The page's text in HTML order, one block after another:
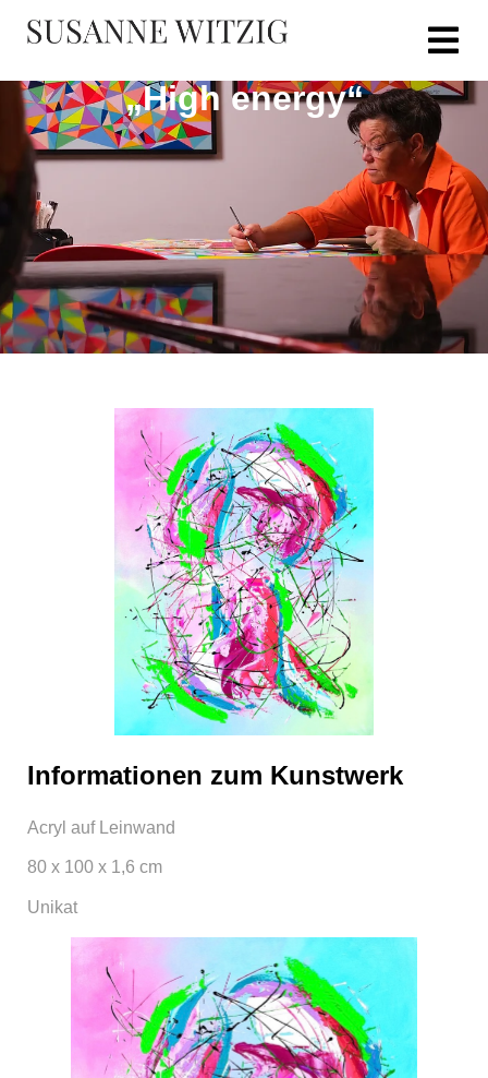
„High energy“
Informationen zum Kunstwerk
Acryl auf Leinwand
80 x 100 x 1,6 cm
Unikat